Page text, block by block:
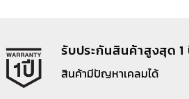
รับประกันสินค้าสูงสุด 1
สินค้ามีปัญหาเคลมได้